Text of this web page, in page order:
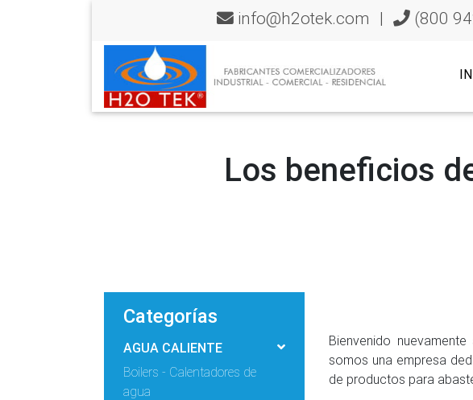
info@h2otek.com | (800
Los beneficios
Categorías
AGUA CALIENTE
Boilers - Calentadores de
agua
Bienvenido
somos una empresa
de productos para